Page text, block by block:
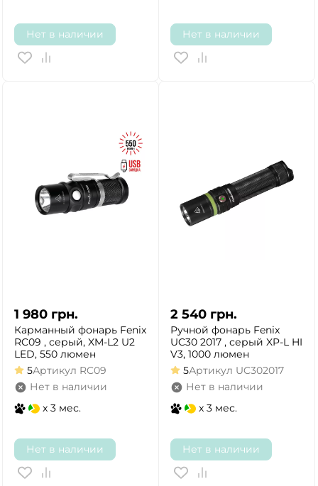
Нет в наличии Нет в наличии
1 980 грн.
Карманный фонарь Fenix
RC09 , серый, XM-L2 U2
LED, 550 люмен
5Артикул RC09
Нет в наличии
x 3 мес.
Нет в наличии
2 540 грн.
Ручной фонарь Fenix
UC30 2017 , серый XP-L HI
V3, 1000 люмен
5Артикул UC302017
Нет в наличии
x 3 мес.
Нет в наличии